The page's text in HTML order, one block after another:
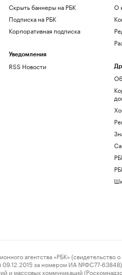
Скрыть баннеры на РБК
Подписка на РБК
Корпоративная подписка
Уведомления
RSS Новости
О
«РБК» (свидетельство о
за номером ИА №ФС77-63848)
и массовых коммуникаций